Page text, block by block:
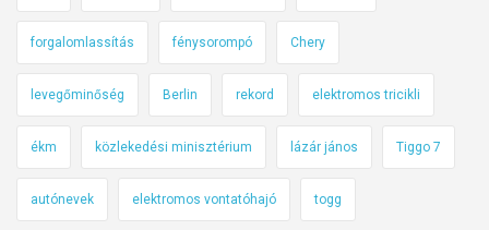
forgalomlassítás fénysorompó Chery
levegőminőség Berlin rekord elektromos tricikli
ékm közlekedési minisztérium lázár jános Tiggo 7
autónevek elektromos vontatóhajó togg